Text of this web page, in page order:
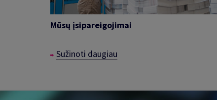
Mūsų įsipareigojimai
Sužinoti daugiau